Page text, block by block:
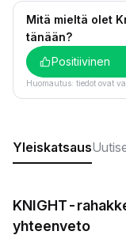
Mitä mieltä olet
tänään?
Positiivinen
Huomautus: tiedot ovat
Yleiskatsaus
KNIGHT-
yhteenveto